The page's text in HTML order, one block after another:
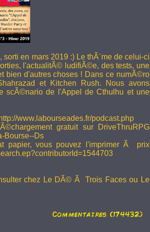
en mars 2019 :) Le thÃ¨me de celui-ci
l'actualitÃ© ludifiÃ©e, des tests, une
bien d'autres choses ! Dans ce numÃ©ro
et Kitchen Rush. Nous avons
scÃ©nario de l'Appel de Cthulhu et une
www.labourseades.fr/podcast.php
gratuit sur DriveThruRPG
Bourse--Ds
papier, vous pouvez l'imprimer Ã prix
chez Le DÃ© Ã Trois Faces ou Le
Commentaires (174432)